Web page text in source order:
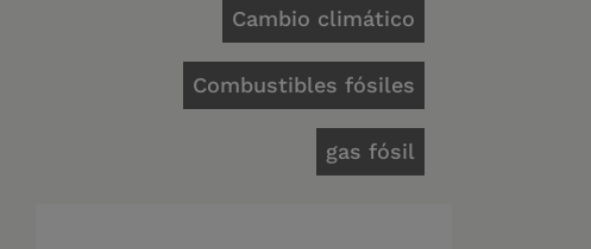
Cambio climático
Combustibles fósiles
gas fósil